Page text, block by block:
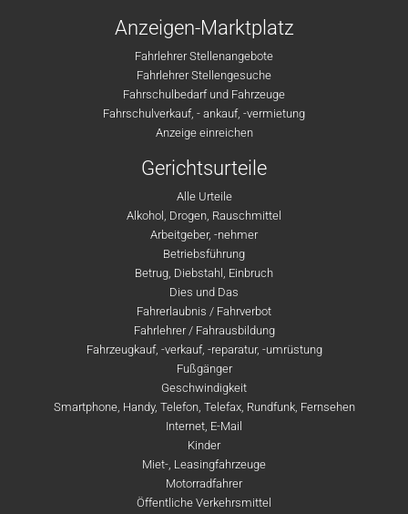
Anzeigen-Marktplatz
Fahrlehrer Stellenangebote
Fahrlehrer Stellengesuche
Fahrschulbedarf und Fahrzeuge
Fahrschulverkauf, - ankauf, -vermietung
Anzeige einreichen
Gerichtsurteile
Alle Urteile
Alkohol, Drogen, Rauschmittel
Arbeitgeber, -nehmer
Betriebsführung
Betrug, Diebstahl, Einbruch
Dies und Das
Fahrerlaubnis / Fahrverbot
Fahrlehrer / Fahrausbildung
Fahrzeugkauf, -verkauf, -reparatur, -umrüstung
Fußgänger
Geschwindigkeit
Smartphone, Handy, Telefon, Telefax, Rundfunk, Fernsehen
Internet, E-Mail
Kinder
Miet-, Leasingfahrzeuge
Motorradfahrer
Öffentliche Verkehrsmittel